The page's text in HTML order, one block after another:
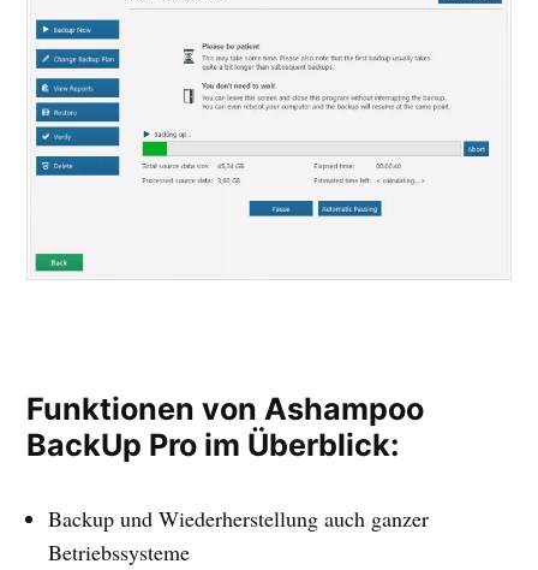
Funktionen von Ashampoo
BackUp Pro im Überblick:
Backup und Wiederherstellung auch ganzer
Betriebssysteme